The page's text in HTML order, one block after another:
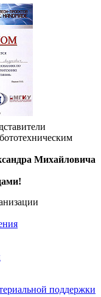
Михайловича
поддержки